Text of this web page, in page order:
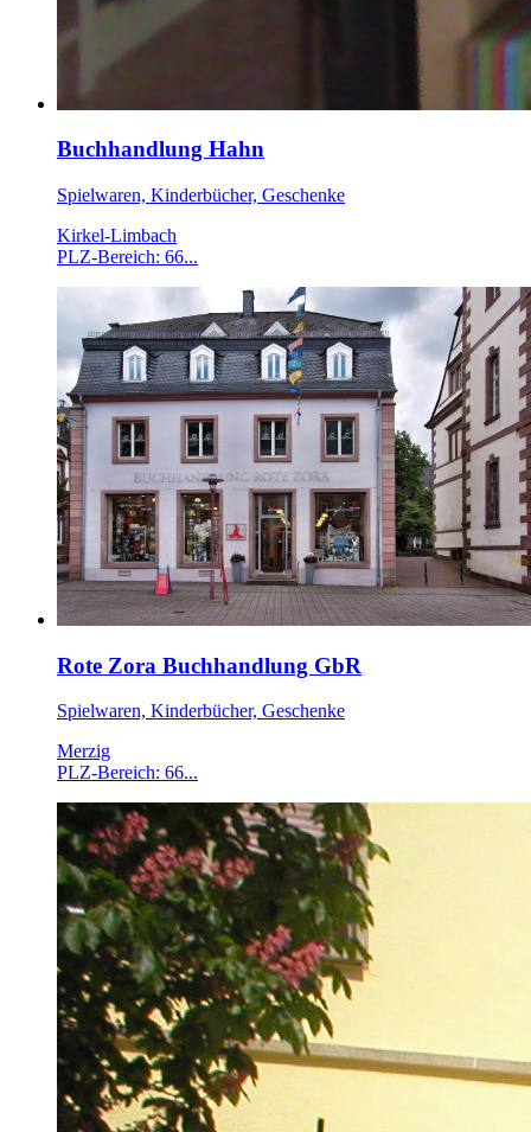
Buchhandlung Hahn
Spielwaren, Kinderbücher, Geschenke
Kirkel-Limbach
PLZ-Bereich: 66...
Rote Zora Buchhandlung GbR
Spielwaren, Kinderbücher, Geschenke
Merzig
PLZ-Bereich: 66...